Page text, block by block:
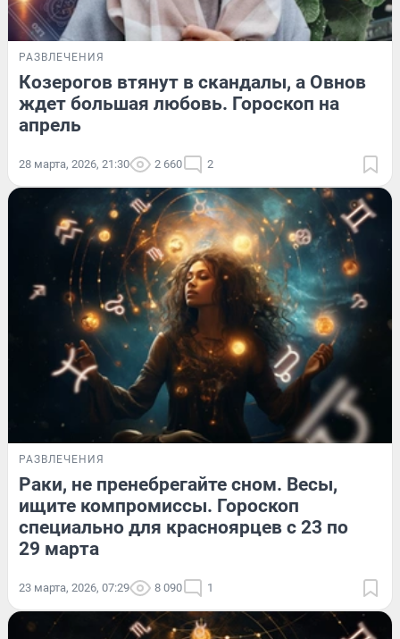
РАЗВЛЕЧЕНИЯ
Козерогов втянут в скандалы, а Овнов
ждет большая любовь. Гороскоп на
апрель
28 марта, 2026, 21:30 2 660 2
РАЗВЛЕЧЕНИЯ
Раки, не пренебрегайте сном. Весы,
ищите компромиссы. Гороскоп
специально для красноярцев с 23 по
29 марта
23 марта, 2026, 07:29 8 090 1